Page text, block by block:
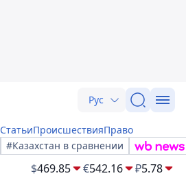
Рус
СтатьиПроисшествияПраво
#Казахстан в сравнении
$469.85 €542.16 ₽5.78